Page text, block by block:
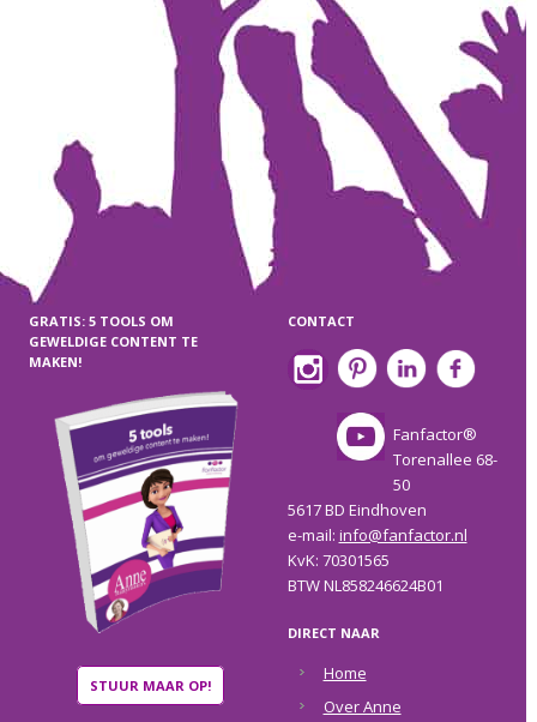
GRATIS: 5 TOOLS OM
GEWELDIGE CONTENT TE
MAKEN!
STUUR MAAR OP!
CONTACT
Fanfactor®
Torenallee 68-
50
5617 BD Eindhoven
e-mail: info@fanfactor.nl
KvK: 70301565
BTW NL858246624B01
DIRECT NAAR
Home
Over Anne